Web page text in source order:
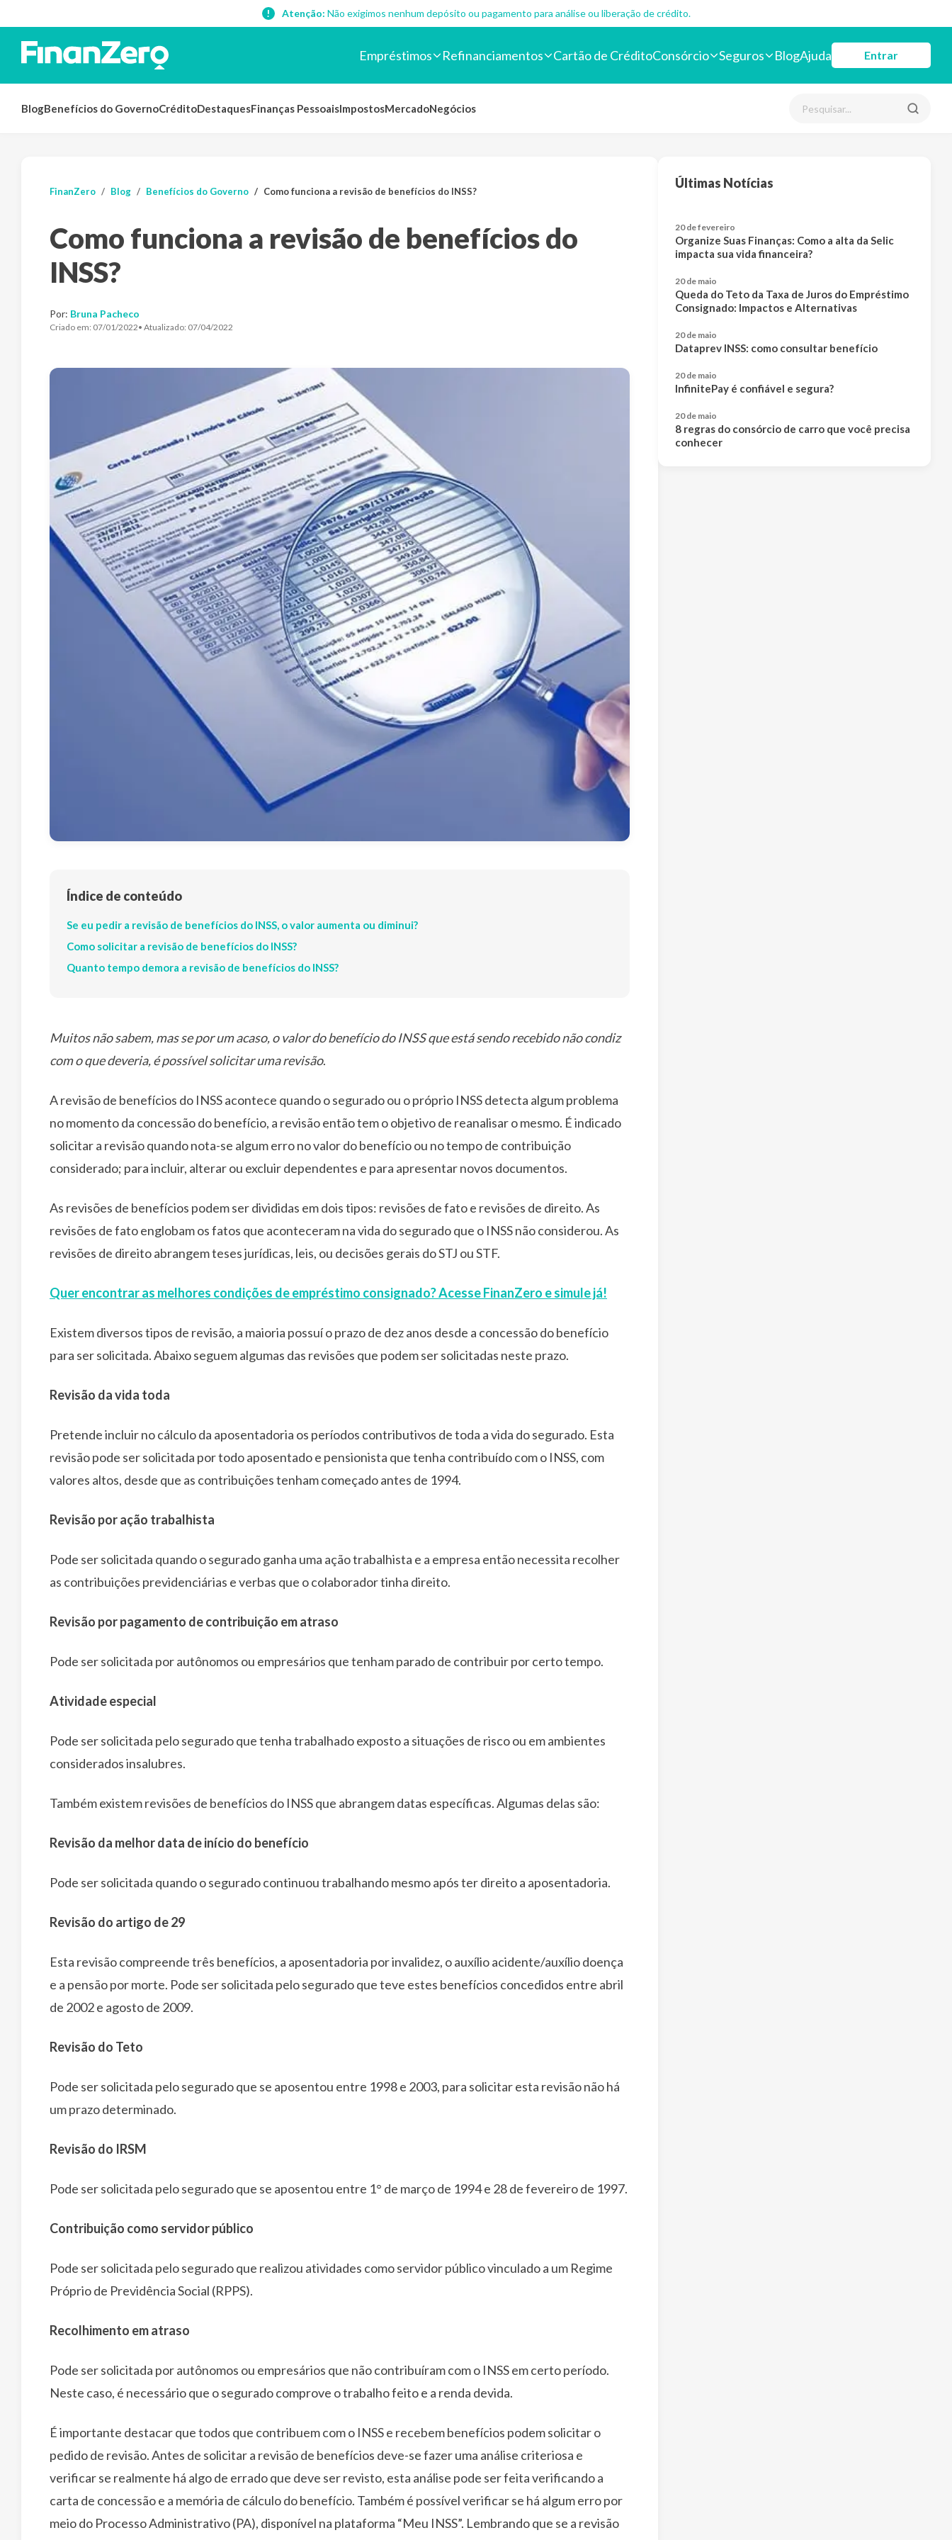
Atenção: Não exigimos nenhum depósito ou pagamento para análise ou liberação de crédito.
Empréstimos Refinanciamentos Cartão de CréditoConsórcio Seguros BlogAjuda Entrar
BlogBenefícios do GovernoCréditoDestaquesFinanças PessoaisImpostosMercadoNegócios
FinanZero Blog Benefícios do Governo Como funciona a revisão de benefícios do INSS?
Como funciona a revisão de benefícios do
INSS?
Por: Bruna Pacheco
Criado em: 07/01/2022• Atualizado: 07/04/2022
Índice de conteúdo
Se eu pedir a revisão de benefícios do INSS, o valor aumenta ou diminui?
Como solicitar a revisão de benefícios do INSS?
Quanto tempo demora a revisão de benefícios do INSS?
Muitos não sabem, mas se por um acaso, o valor do benefício do INSS que está sendo recebido não condiz
com o que deveria, é possível solicitar uma revisão.
A revisão de benefícios do INSS acontece quando o segurado ou o próprio INSS detecta algum problema
no momento da concessão do benefício, a revisão então tem o objetivo de reanalisar o mesmo. É indicado
solicitar a revisão quando nota-se algum erro no valor do benefício ou no tempo de contribuição
considerado; para incluir, alterar ou excluir dependentes e para apresentar novos documentos.
As revisões de benefícios podem ser divididas em dois tipos: revisões de fato e revisões de direito. As
revisões de fato englobam os fatos que aconteceram na vida do segurado que o INSS não considerou. As
revisões de direito abrangem teses jurídicas, leis, ou decisões gerais do STJ ou STF.
Quer encontrar as melhores condições de empréstimo consignado? Acesse FinanZero e simule já!
Existem diversos tipos de revisão, a maioria possuí o prazo de dez anos desde a concessão do benefício
para ser solicitada. Abaixo seguem algumas das revisões que podem ser solicitadas neste prazo.
Revisão da vida toda
Pretende incluir no cálculo da aposentadoria os períodos contributivos de toda a vida do segurado. Esta
revisão pode ser solicitada por todo aposentado e pensionista que tenha contribuído com o INSS, com
valores altos, desde que as contribuições tenham começado antes de 1994.
Revisão por ação trabalhista
Pode ser solicitada quando o segurado ganha uma ação trabalhista e a empresa então necessita recolher
as contribuições previdenciárias e verbas que o colaborador tinha direito.
Revisão porpagamento de contribuição em atraso
Pode ser solicitada por autônomos ou empresários que tenham parado de contribuir por certo tempo.
Atividade especial
Pode ser solicitada pelo segurado que tenha trabalhado exposto a situações de risco ou em ambientes
considerados insalubres.
Também existem revisões de benefícios do INSS que abrangem datas específicas. Algumas delas são:
Revisão da melhor data de início do benefício
Pode ser solicitada quando o segurado continuou trabalhando mesmo após ter direito a aposentadoria.
Revisão do artigo de 29
Esta revisão compreende três benefícios, a aposentadoria por invalidez, o auxílio acidente/auxílio doença
e a pensão por morte. Pode ser solicitada pelo segurado que teve estes benefícios concedidos entre abril
de 2002 e agosto de 2009.
Revisão do Teto
Pode ser solicitada pelo segurado que se aposentou entre 1998 e 2003, para solicitar esta revisão não há
um prazo determinado.
Revisão do IRSM
Pode ser solicitada pelo segurado que se aposentou entre 1° de março de 1994 e 28 de fevereiro de 1997.
Contribuição como servidor público
Pode ser solicitada pelo segurado que realizou atividades como servidor público vinculado a um Regime
Próprio de Previdência Social (RPPS).
Recolhimento em atraso
Pode ser solicitada por autônomos ou empresários que não contribuíram com o INSS em certo período.
Neste caso, é necessário que o segurado comprove o trabalho feito e a renda devida.
É importante destacar que todos que contribuem com o INSS e recebem benefícios podem solicitar o
pedido de revisão. Antes de solicitar a revisão de benefícios deve-se fazer uma análise criteriosa e
verificar se realmente há algo de errado que deve ser revisto, esta análise pode ser feita verificando a
carta de concessão e a memória de cálculo do benefício. Também é possível verificar se há algum erro por
meio do Processo Administrativo (PA), disponível na plataforma “Meu INSS”. Lembrando que se a revisão
Últimas Notícias
20 de fevereiro
Organize Suas Finanças: Como a alta da Selic
impacta sua vida financeira?
20 de maio
Queda do Teto da Taxa de Juros do Empréstimo
Consignado: Impactos e Alternativas
20 de maio
Dataprev INSS: como consultar benefício
20 de maio
InfinitePay é confiável e segura?
20 de maio
8 regras do consórcio de carro que você precisa
conhecer